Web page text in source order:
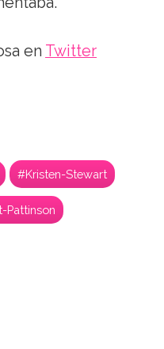
en Twitter
#Kristen-Stewart
Pattinson